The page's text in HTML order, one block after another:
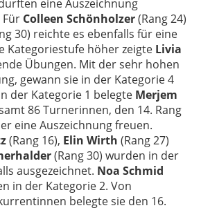
eine Auszeichnung
Colleen Schönholzer(Rang 24)
30) reichte es ebenfalls für eine
Kategoriestufe höher zeigte Livia
Übungen. Mit der sehr hohen
gewann sie in der Kategorie 4
der Kategorie 1 belegte Merjem
86 Turnerinnen, den 14. Rang
eine Auszeichnung freuen.
(Rang 16), Elin Wirth (Rang 27)
(Rang 30) wurden in der
ausgezeichnet. Noa Schmid
in der Kategorie 2. Von
belegte sie den 16.